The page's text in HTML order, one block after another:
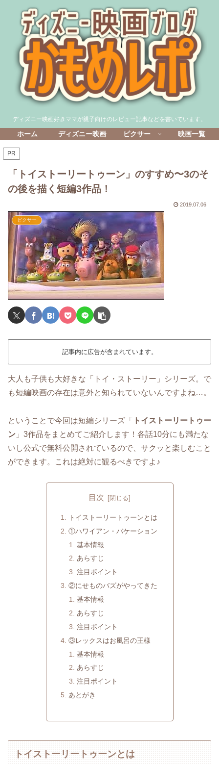
ディズニー映画好きママが親子向けのレビュー記事などを書いています。
ホーム ディズニー映画 ピクサー 映画一覧
PR
「トイストーリートゥーン」のすすめ〜3のそ
の後を描く短編3作品！
2019.07.06
ピクサー
記事内に広告が含まれています。
大人も子供も大好きな「トイ・ストーリー」シリーズ。で
も短編映画の存在は意外と知られていないんですよね…。
ということで今回は短編シリーズ「
トイストーリートゥー
ン 」3作品をまとめてご紹介します！各話10分にも満たな
いし公式で無料公開されているので、サクッと楽しむこと
ができます。これは絶対に観るべきですよ♪
目次
トイストーリートゥーンとは
①ハワイアン・バケーション
基本情報
あらすじ
注目ポイント
②にせものバズがやってきた
基本情報
あらすじ
注目ポイント
③レックスはお風呂の王様
基本情報
あらすじ
注目ポイント
あとがき
トイストーリートゥーンとは